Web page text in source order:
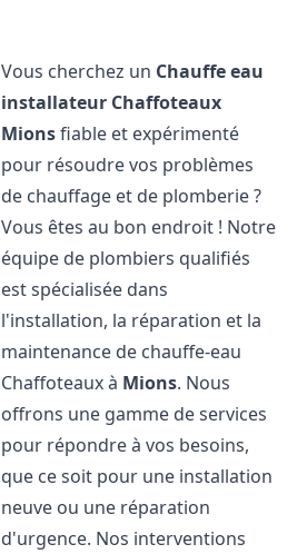
Vous cherchez un Chauffe eau
installateur Chaffoteaux
Mionsfiable et expérimenté
pour résoudre vos problèmes
de chauffage et de plomberie ?
Vous êtes au bon endroit ! Notre
équipe de plombiers qualifiés
est spécialisée dans
l'installation, la réparation et la
maintenance de chauffe-eau
Chaffoteaux à Mions. Nous
offrons une gamme de services
pour répondre à vos besoins,
que ce soit pour une installation
neuve ou une réparation
d'urgence. Nos interventions